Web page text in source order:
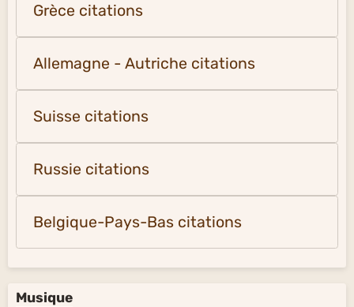
Grèce citations
Allemagne - Autriche citations
Suisse citations
Russie citations
Belgique-Pays-Bas citations
Musique